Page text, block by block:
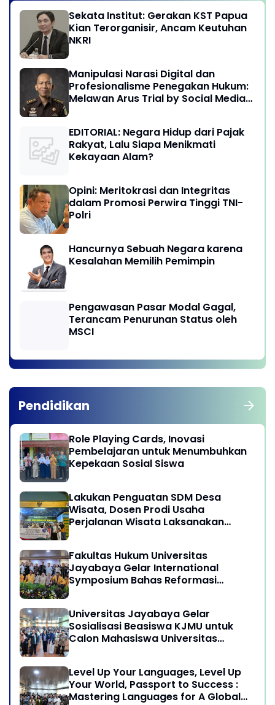
Sekata Institut: Gerakan KST Papua
Kian Terorganisir, Ancam Keutuhan
NKRI
Manipulasi Narasi Digital dan
Profesionalisme Penegakan Hukum:
Melawan Arus Trial by Social Media
EDITORIAL: Negara Hidup dari Pajak
Rakyat, Lalu Siapa Menikmati
Kekayaan Alam?
Opini: Meritokrasi dan Integritas
dalam Promosi Perwira Tinggi TNI-
Polri
Hancurnya Sebuah Negara karena
Kesalahan Memilih Pemimpin
Pengawasan Pasar Modal Gagal,
Terancam Penurunan Status oleh
MSCI
Pendidikan
Role Playing Cards, Inovasi
Pembelajaran untuk Menumbuhkan
Kepekaan Sosial Siswa
Lakukan Penguatan SDM Desa
Wisata, Dosen Prodi Usaha
Perjalanan Wisata Laksanakan
Sukamandi Masagi - Kabupaten
Subang, Jawa Barat
Fakultas Hukum Universitas
Jayabaya Gelar International
Symposium Bahas Reformasi
Universitas Jayabaya Gelar
Sosialisasi Beasiswa KJMU untuk
Calon Mahasiswa Universitas
Level Up Your Languages, Level Up
Your World, Passport to Success :
Mastering Languages for A Global